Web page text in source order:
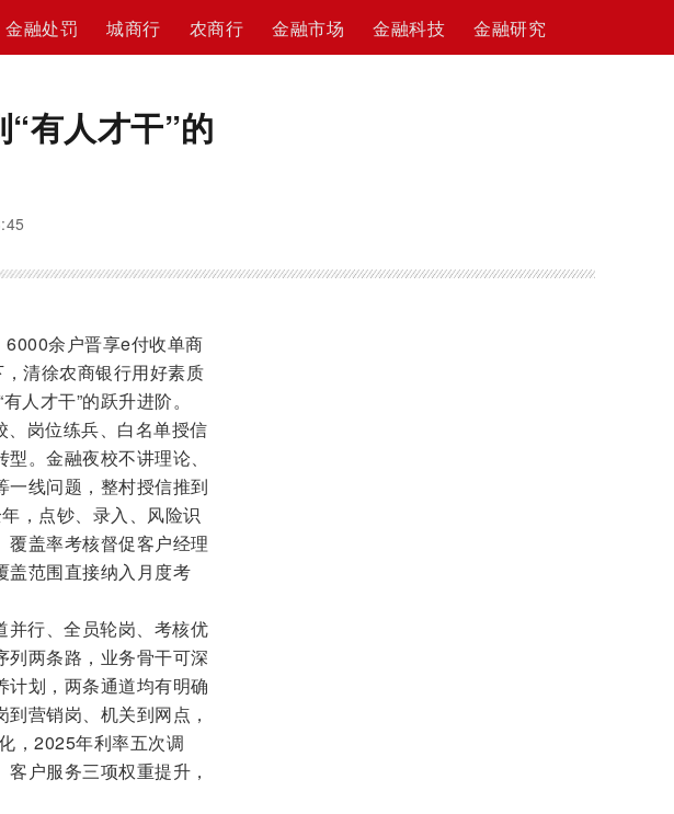
金融处罚 城商行 农商行 金融市场 金融科技 金融研究
有人才干”的
余户晋享e付收单商
清徐农商银行用好素质
人才干”的跃升进阶。
岗位练兵、白名单授信
。金融夜校不讲理论、
一线问题，整村授信推到
，点钞、录入、风险识
覆盖率考核督促客户经理
盖范围直接纳入月度考
并行、全员轮岗、考核优
两条路，业务骨干可深
划，两条通道均有明确
营销岗、机关到网点，
，2025年利率五次调
户服务三项权重提升，